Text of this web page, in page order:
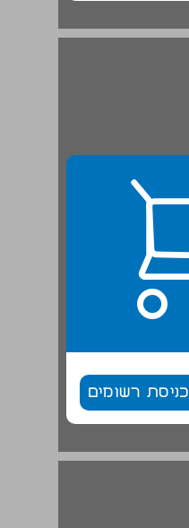
כניסת רשומים